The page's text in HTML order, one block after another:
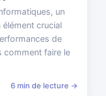
un
crucial
de
comment faire le
6 min de lecture →